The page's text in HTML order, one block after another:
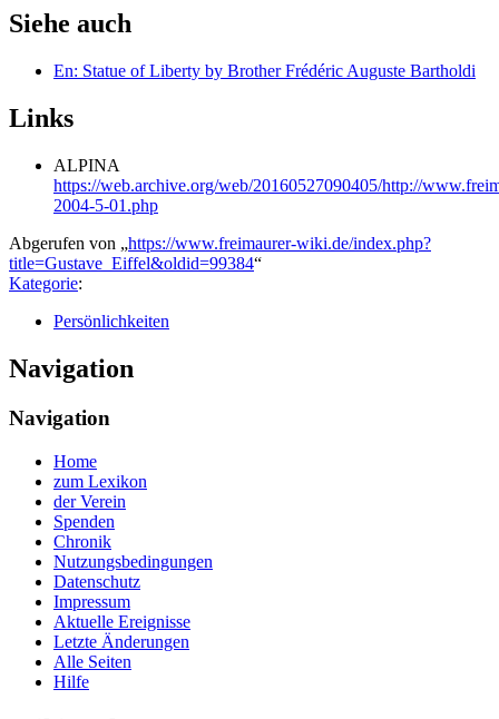
Siehe auch
En: Statue of Liberty by Brother Frédéric Auguste Bartholdi
Links
ALPINA
https://web.archive.org/web/20160527090405/http://
2004-5-01.php
Abgerufen von „https://www.freimaurer-wiki.de/index.php?
title=Gustave_Eiffel&oldid=99384“
Kategorie:
Persönlichkeiten
Navigation
Navigation
Home
zum Lexikon
der Verein
Spenden
Chronik
Nutzungsbedingungen
Datenschutz
Impressum
Aktuelle Ereignisse
Letzte Änderungen
Alle Seiten
Hilfe